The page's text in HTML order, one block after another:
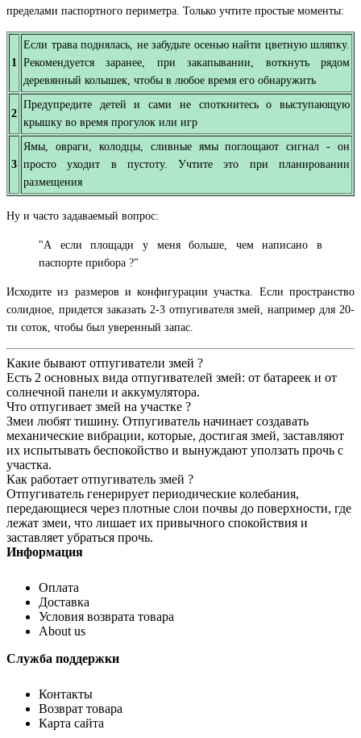
пределами паспортного периметра. Только учтите простые моменты:
1
Если трава поднялась, не забудьте осенью найти цветную шляпку.
Рекомендуется заранее, при закапывании, воткнуть рядом
деревянный колышек, чтобы в любое время его обнаружить
2
Предупредите детей и сами не споткнитесь о выступающую
крышку во время прогулок или игр
3
Ямы, овраги, колодцы, сливные ямы поглощают сигнал - он
просто уходит в пустоту. Учтите это при планировании
размещения
Ну и часто задаваемый вопрос:
"А если площади у меня больше, чем написано в
паспорте прибора ?"
Исходите из размеров и конфигурации участка. Если пространство
солидное, придется заказать 2-3 отпугивателя змей, например для 20-
ти соток, чтобы был уверенный запас.
Какие бывают отпугиватели змей ?
Есть 2 основных вида отпугивателей змей: от батареек и от
солнечной панели и аккумулятора.
Что отпугивает змей на участке ?
Змеи любят тишину. Отпугиватель начинает создавать
механические вибрации, которые, достигая змей, заставляют
их испытывать беспокойство и вынуждают уползать прочь с
участка.
Как работает отпугиватель змей ?
Отпугиватель генерирует периодические колебания,
передающиеся через плотные слои почвы до поверхности, где
лежат змеи, что лишает их привычного спокойствия и
заставляет убраться прочь.
Информация
Оплата
Доставка
Условия возврата товара
About us
Служба поддержки
Контакты
Возврат товара
Карта сайта